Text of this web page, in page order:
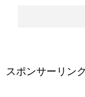
スポンサーリンク